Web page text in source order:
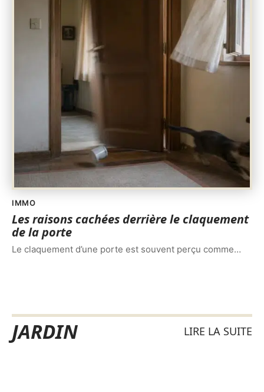
IMMO
Les raisons cachées derrière le claquement
de la porte
Le claquement d’une porte est souvent perçu comme…
JARDIN LIRE LA SUITE